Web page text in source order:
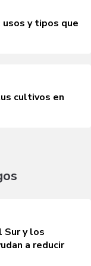
usos y tipos que
cultivos en
Sur y los
a reducir